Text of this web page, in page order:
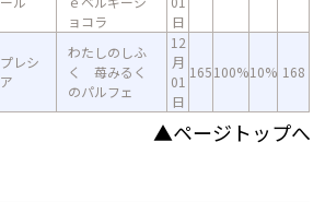
ョコラ
日
プレシ
ア
わたしのしふ
く 苺みるく
のパルフェ
12
月
01
日
165100%10% 168
▲ページトップへ